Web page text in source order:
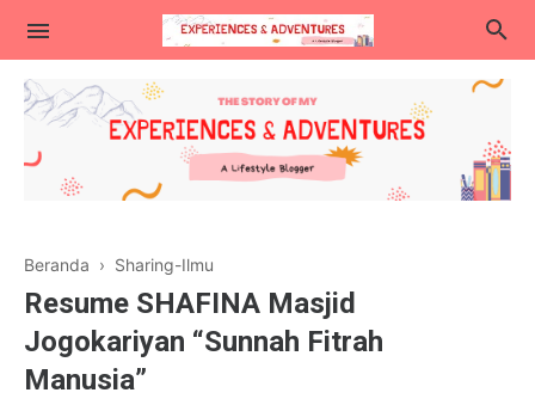
Kuliner
Traveling
Blogging & Teknologi
Beranda › Sharing-Ilmu
Resume SHAFINA Masjid
Jogokariyan “Sunnah Fitrah
Manusia”